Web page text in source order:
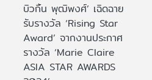
บิวกิ้น พุฒิพงศ์’ เฉิดฉาย
รับรางวัล ‘Rising Star
Award’ จากงานประกาศ
รางวัล ‘Marie Claire
ASIA STAR AWARDS